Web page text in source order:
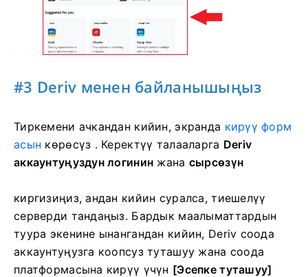
#3 Deriv менен байланышыңыз
Тиркемени ачкандан кийин, экранда кирүү форм
асын көрөсүз . Керектүү талааларга Deriv
аккаунтуңуздун логинин жана сырсөзүн
киргизиңиз, андан кийин суралса, тиешелүү
серверди тандаңыз. Бардык маалыматтардын
туура экенине ынангандан кийин, Deriv соода
аккаунтуңузга коопсуз туташуу жана соода
платформасына кирүү үчүн [Эсепке туташуу]